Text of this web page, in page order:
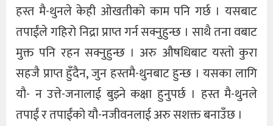
हस्त मै-थुनले केही ओखतीको काम पनि गर्छ । यसबाट
तपाईंले गहिरो निद्रा प्राप्त गर्न सक्नुहुन्छ । साथै तना वबाट
मुक्त पनि रहन सक्नुहुन्छ । अरु औषधिबाट यस्तो कुरा
सहजै प्राप्त हुँदैन, जुन हस्तमै-थुनबाट हुन्छ । यसका लागि
यौ- न उत्ते-जनालाई बुझ्ने कक्षा हुनुपर्छ । हस्त मै-थुनले
तपाईं र तपाईंको यौ-नजीवनलाई अरु सशक्त बनाउँछ ।